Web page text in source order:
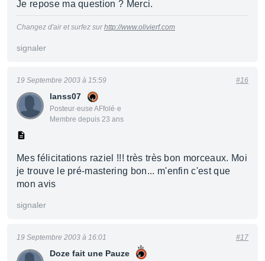
Je repose ma question ? Merci.
Changez d'air et surfez surhttp://www.olivierf.com
signaler
lanss07
Posteur·euse AFfolé·e
Membre depuis 23 ans
19 Septembre 2003 à 15:59 #16
Mes félicitations raziel !!! très très bon morceaux. Moi
je trouve le pré-mastering bon... m'enfin c'est que
mon avis
signaler
Doze fait une Pauze
19 Septembre 2003 à 16:01 #17